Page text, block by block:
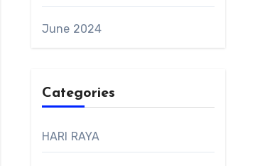
June 2024
Categories
HARI RAYA